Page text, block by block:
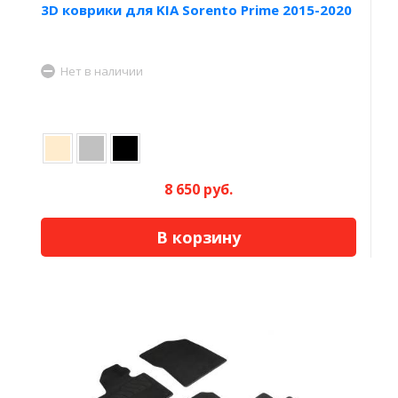
3D коврики для KIA Sorento Prime 2015-2020
Нет в наличии
8 650 руб.
В корзину